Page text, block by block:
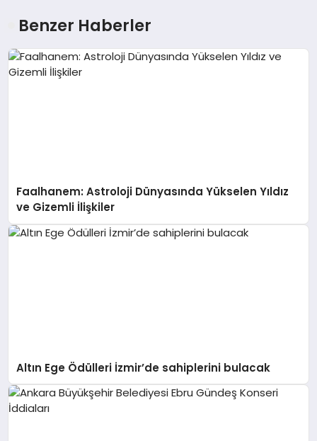
Benzer Haberler
Faalhanem: Astroloji Dünyasında Yükselen Yıldız
ve Gizemli İlişkiler
Altın Ege Ödülleri İzmir’de sahiplerini bulacak